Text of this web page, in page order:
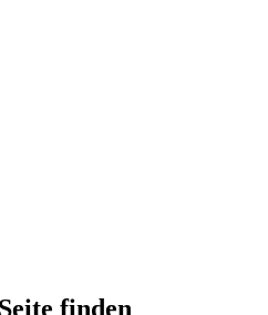
finden